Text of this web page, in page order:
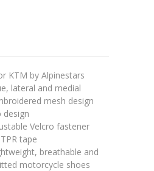
KTM by Alpinestars
lateral and medial
mesh design
design
Velcro fastener
tape
breathable and
motorcycle shoes